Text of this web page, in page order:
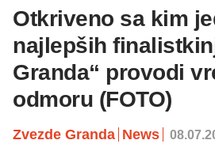
Otkriveno sa kim
najlepših
Granda“ provodi
odmoru (FOTO)
Zvezde Granda News